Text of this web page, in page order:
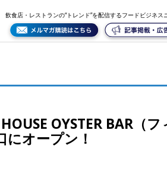
飲食店・レストランの“トレンド”を配信するフードビジネス
OYSTER BAR（
にオープン！